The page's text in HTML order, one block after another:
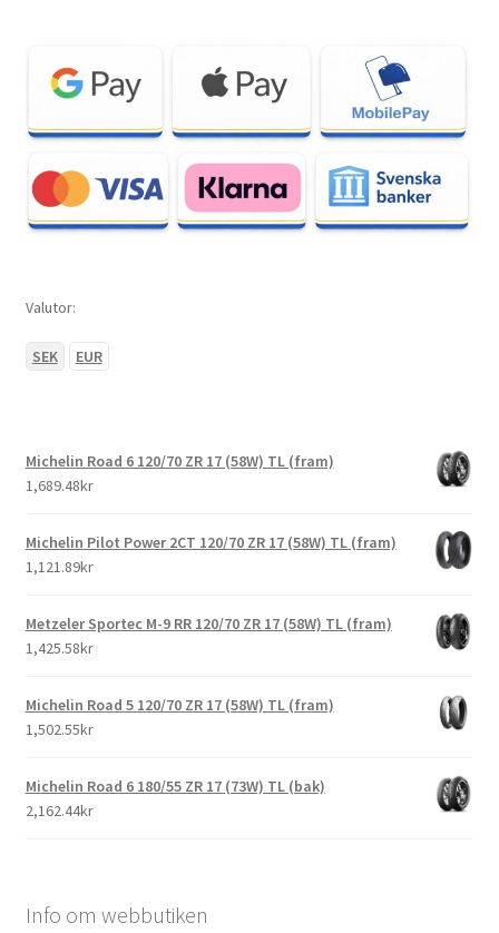
Valutor:
SEK EUR
Michelin Road 6 120/70 ZR 17 (58W) TL (fram)
1,689.48kr
Michelin Pilot Power 2CT 120/70 ZR 17 (58W) TL (fram)
1,121.89kr
Metzeler Sportec M-9 RR 120/70 ZR 17 (58W) TL (fram)
1,425.58kr
Michelin Road 5 120/70 ZR 17 (58W) TL (fram)
1,502.55kr
Michelin Road 6 180/55 ZR 17 (73W) TL (bak)
2,162.44kr
Info om webbutiken